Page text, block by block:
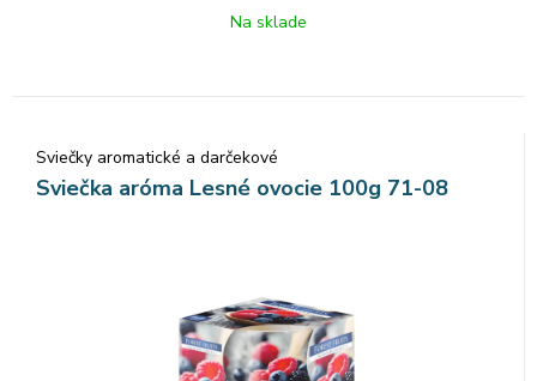
Na sklade
Sviečky aromatické a darčekové
Sviečka aróma Lesné ovocie 100g 71-08